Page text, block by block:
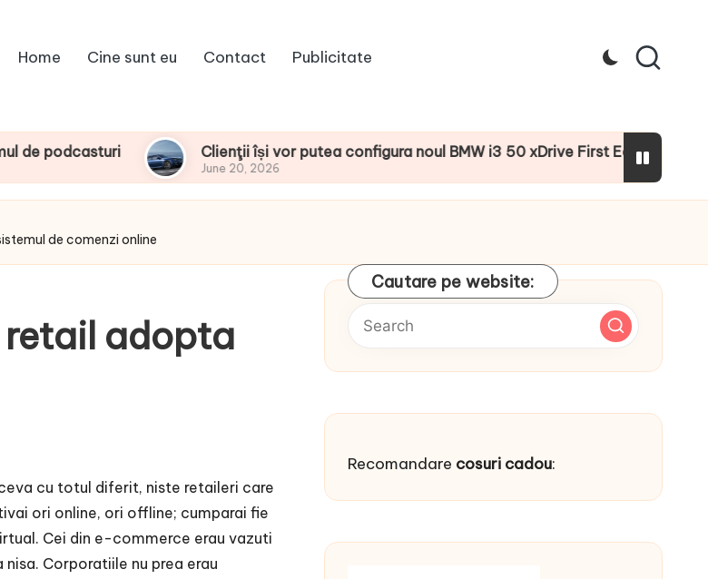
Home Cine sunt eu Contact Publicitate
Clienţii își vor putea configura noul BMW i3 50 xDrive First Edition cu numeroase
June 20, 2026
de comenzi online
retail adopta
cu totul diferit, niste retaileri care
ori online, ori offline; cumparai fie
Cei din e-commerce erau vazuti
Corporatiile nu prea erau
Cautare pe website:
Recomandare cosuri cadou: